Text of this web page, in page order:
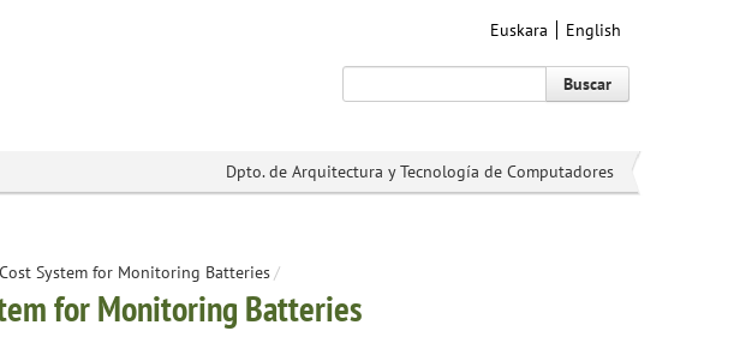
Euskara English
Buscar
Dpto. de Arquitectura y Tecnología de Computadores
System for Monitoring Batteries/
for Monitoring Batteries